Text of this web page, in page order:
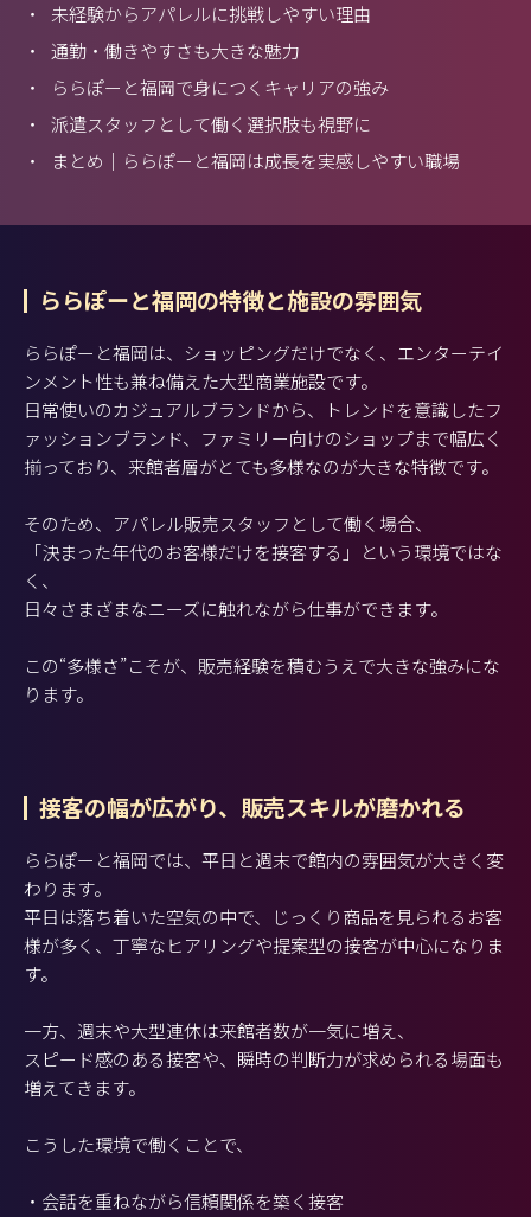
・
未経験からアパレルに挑戦しやすい理由
・
通勤・働きやすさも大きな魅力
・
ららぽーと福岡で身につくキャリアの強み
・
派遣スタッフとして働く選択肢も視野に
・
まとめ｜ららぽーと福岡は成長を実感しやすい職場
ららぽーと福岡の特徴と施設の雰囲気
ららぽーと福岡は、ショッピングだけでなく、エンターテイ
ンメント性も兼ね備えた大型商業施設です。
日常使いのカジュアルブランドから、トレンドを意識したフ
ァッションブランド、ファミリー向けのショップまで幅広く
揃っており、来館者層がとても多様なのが大きな特徴です。
そのため、アパレル販売スタッフとして働く場合、
「決まった年代のお客様だけを接客する」という環境ではな
く、
日々さまざまなニーズに触れながら仕事ができます。
この“多様さ”こそが、販売経験を積むうえで大きな強みにな
ります。
接客の幅が広がり、販売スキルが磨かれる
ららぽーと福岡では、平日と週末で館内の雰囲気が大きく変
わります。
平日は落ち着いた空気の中で、じっくり商品を見られるお客
様が多く、丁寧なヒアリングや提案型の接客が中心になりま
す。
一方、週末や大型連休は来館者数が一気に増え、
スピード感のある接客や、瞬時の判断力が求められる場面も
増えてきます。
こうした環境で働くことで、
・会話を重ねながら信頼関係を築く接客